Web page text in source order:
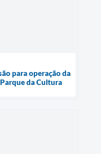
para operação da
da Cultura